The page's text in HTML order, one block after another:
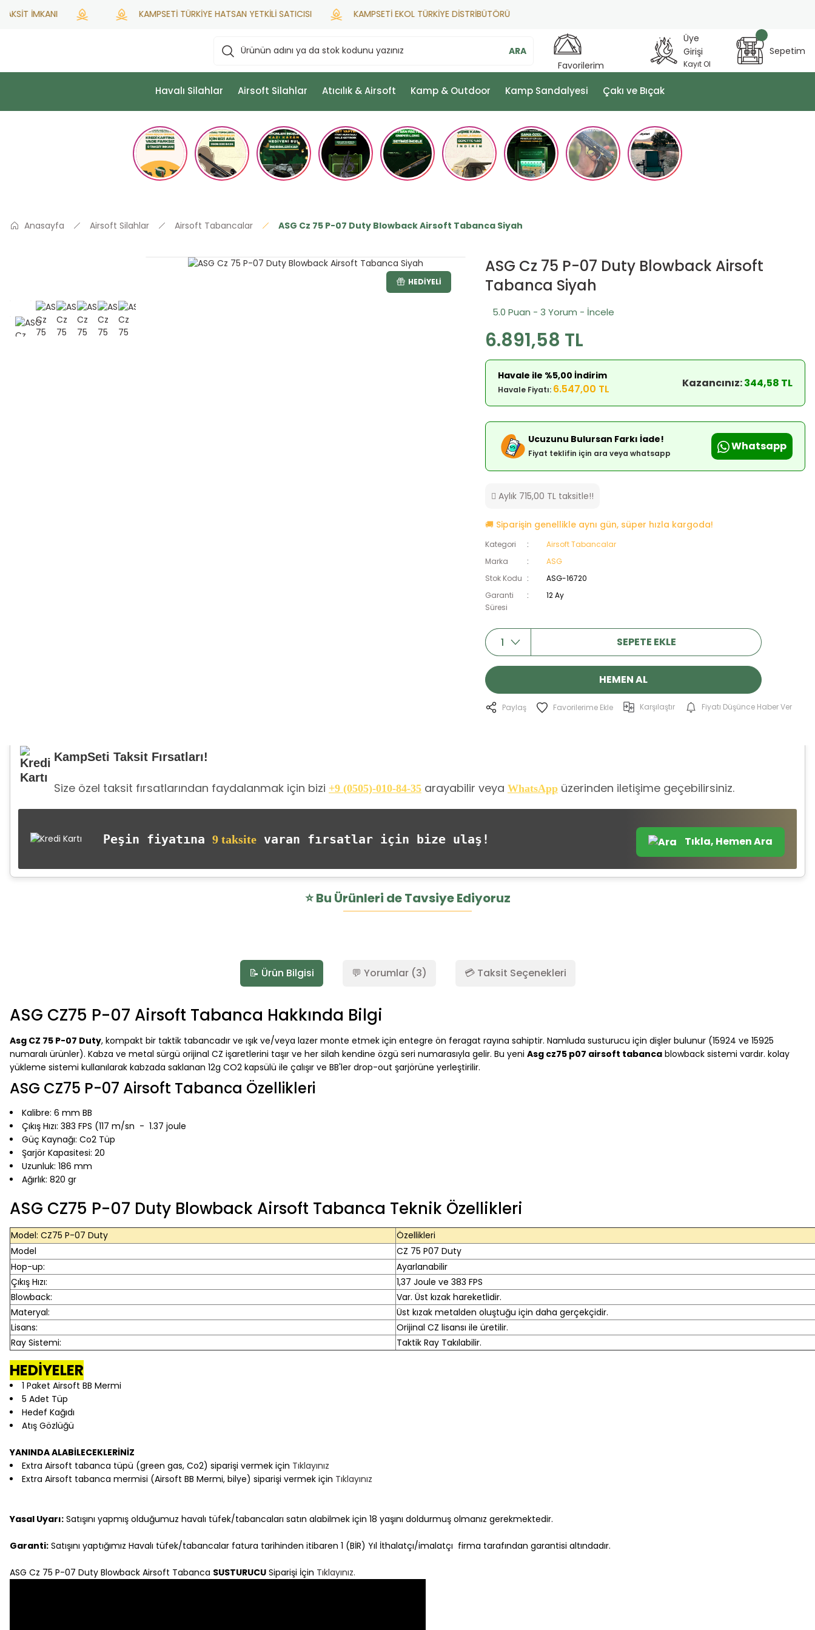
KAMPSETİ TÜRKİYE HATSAN YETKİLİ SATICISI KAMPSETİ EKOL TÜRKİYE DİSTRİBÜTÖRÜ
ARA
Favorilerim
Üye
Girişi
Kayıt Ol
Sepetim
Havalı Silahlar Airsoft Silahlar Atıcılık & Airsoft Kamp & Outdoor Kamp Sandalyesi Çakı ve Bıçak
Anasayfa Airsoft Silahlar Airsoft Tabancalar ASG Cz 75 P-07 Duty Blowback Airsoft Tabanca Siyah
HEDIYELI
ASG Cz 75 P-07 Duty Blowback Airsoft
Tabanca Siyah
5.0 Puan - 3 Yorum - İncele
6.891,58 TL
Havale ile %5,00 İndirim
Havale Fiyatı: 6.547,00 TL Kazancınız:344,58 TL
Ucuzunu Bulursan Farkı İade!
Fiyat teklifin için ara veya whatsapp Whatsapp
Aylık 715,00 TL taksitle!!
🚚 Siparişin genellikle aynı gün, süper hızla kargoda!
Kategori
Airsoft Tabancalar
Marka
ASG
Stok Kodu
ASG-16720
Garanti
Süresi
12 Ay
SEPETE EKLE
HEMEN AL
Paylaş Karşılaştır Fiyatı Düşünce Haber Ver
KampSeti Taksit Fırsatları!
Size özel taksit fırsatlarından faydalanmak için bizi +9 (0505)-010-84-35 arayabilir veya WhatsApp üzerinden iletişime geçebilirsiniz.
Peşin fiyatına9 taksite varan fırsatlar için bize ulaş! Tıkla, Hemen Ara
⭐️ Bu Ürünleri de Tavsiye Ediyoruz
%5
700,00 TL
SEPETE EKLE
Airsoft BB Mermi 0.20 Gr + 10 Adet Havalı Tabanca Tüpü
%13
750,00 TL
SEPETE EKLE
📝 Ürün Bilgisi 💬 Yorumlar (3) 💳 Taksit Seçenekleri
ASG CZ75 P-07 Airsoft Tabanca Hakkında Bilgi
Asg CZ 75 P-07 Duty, kompakt bir taktik tabancadır ve ışık ve/veya lazer monte etmek için entegre ön feragat rayına sahiptir. Namluda susturucu için dişler bulunur (15924 ve 15925
numaralı ürünler). Kabza ve metal sürgü orijinal CZ işaretlerini taşır ve her silah kendine özgü seri numarasıyla gelir. Bu yeni Asg cz75 p07 airsoft tabanca blowback sistemi vardır. kolay
yükleme sistemi kullanılarak kabzada saklanan 12g CO2 kapsülü ile çalışır ve BB'ler drop-out şarjörüne yerleştirilir.
ASG CZ75 P-07 Airsoft Tabanca Özellikleri
Kalibre: 6 mm BB
Çıkış Hızı: 383 FPS (117 m/sn - 1.37 joule
Güç Kaynağı: Co2 Tüp
Şarjör Kapasitesi: 20
Uzunluk: 186 mm
Ağırlık: 820 gr
ASG CZ75 P-07 Duty Blowback Airsoft Tabanca Teknik Özellikleri
Model: CZ75 P-07 Duty
Özellikleri
Model
CZ 75 P07 Duty
Hop-up:
Ayarlanabilir
Çıkış Hızı:
1,37 Joule ve 383 FPS
Blowback:
Var. Üst kızak hareketlidir.
Materyal:
Üst kızak metalden oluştuğu için daha gerçekçidir.
Lisans:
Orijinal CZ lisansı ile üretilir.
Ray Sistemi:
Taktik Ray Takılabilir.
HEDİYELER
1 Paket Airsoft BB Mermi
5 Adet Tüp
Hedef Kağıdı
Atış Gözlüğü
YANINDA ALABİLECEKLERİNİZ
Extra Airsoft tabanca tüpü (green gas, Co2) siparişi vermek için Tıklayınız
Extra Airsoft tabanca mermisi (Airsoft BB Mermi, bilye) siparişi vermek için Tıklayınız
Yasal Uyarı: Satışını yapmış olduğumuz havalı tüfek/tabancaları satın alabilmek için 18 yaşını doldurmuş olmanız gerekmektedir.
Garanti: Satışını yaptığımız Havalı tüfek/tabancalar fatura tarihinden itibaren 1 (BİR) Yıl İthalatçı/imalatçı firma tarafından garantisi altındadır.
ASG Cz 75 P-07 Duty Blowback Airsoft Tabanca SUSTURUCU Siparişi İçin Tıklayınız.